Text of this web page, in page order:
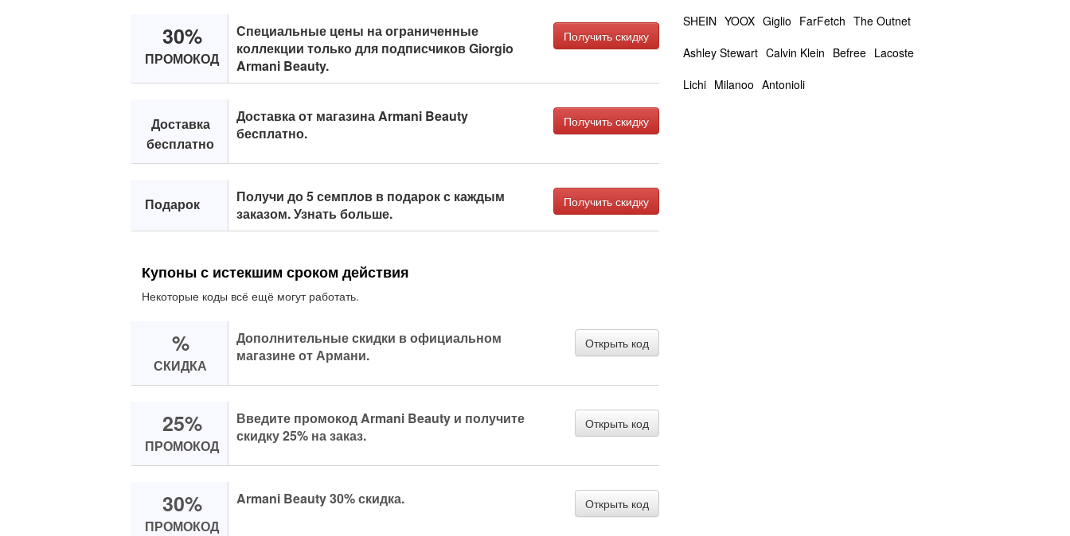
30%
ПРОМОКОД
Специальные цены на ограниченные
коллекции только для подписчиков Giorgio
Armani Beauty.
Получить скидку
Доставка
бесплатно
Доставка от магазина Armani Beauty
бесплатно.
Получить скидку
Подарок
Получи до 5 семплов в подарок с каждым
заказом. Узнать больше.
Получить скидку
Купоны с истекшим сроком действия
Некоторые коды всё ещё могут работать.
%
СКИДКА
Дополнительные скидки в официальном
магазине от Армани.
Открыть код
25%
ПРОМОКОД
Введите промокод Armani Beauty и получите
скидку 25% на заказ.
Открыть код
30%
ПРОМОКОД
Armani Beauty 30% скидка. Открыть код
SHEIN YOOX Giglio FarFetch The Outnet
Ashley Stewart Calvin Klein Befree Lacoste
Lichi Milanoo Antonioli